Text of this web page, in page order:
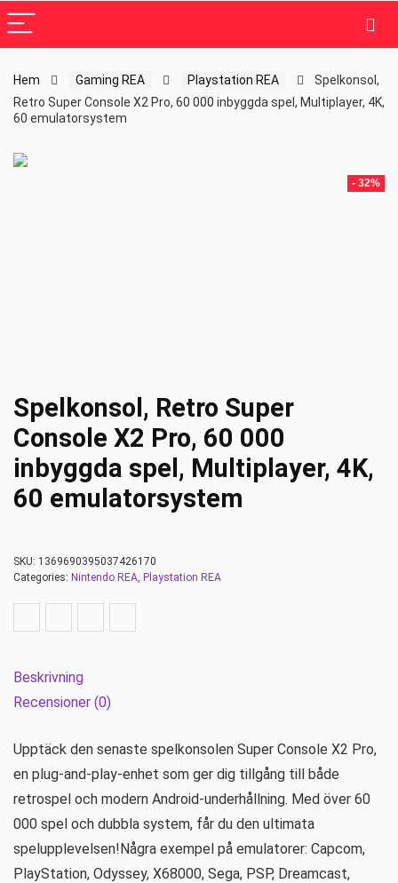
Hem Gaming REA Playstation REA
Spelkonsol,
Retro Super Console X2 Pro, 60 000 inbyggda spel, Multiplayer, 4K,
60 emulatorsystem
- 32%
Spelkonsol, Retro Super
Console X2 Pro, 60 000
inbyggda spel, Multiplayer, 4K,
60 emulatorsystem
SKU: 1369690395037426170
Categories: Nintendo REA, Playstation REA
Beskrivning
Recensioner (0)
Upptäck den senaste spelkonsolen Super Console X2 Pro,
en plug-and-play-enhet som ger dig tillgång till både
retrospel och modern Android-underhållning. Med över 60
000 spel och dubbla system, får du den ultimata
spelupplevelsen!Några exempel på emulatorer: Capcom,
PlayStation, Odyssey, X68000, Sega, PSP, Dreamcast,